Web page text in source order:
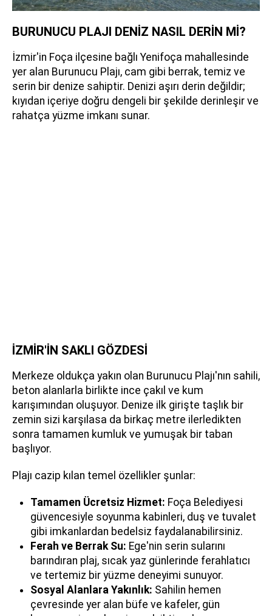
BURUNUCU PLAJI DENİZ NASIL DERİN Mİ?
İzmir'in Foça ilçesine bağlı Yenifoça mahallesinde
yer alan Burunucu Plajı, cam gibi berrak, temiz ve
serin bir denize sahiptir. Denizi aşırı derin değildir;
kıyıdan içeriye doğru dengeli bir şekilde derinleşir ve
rahatça yüzme imkanı sunar.
İZMİR'İN SAKLI GÖZDESİ
Merkeze oldukça yakın olan Burunucu Plajı'nın sahili,
beton alanlarla birlikte ince çakıl ve kum
karışımından oluşuyor. Denize ilk girişte taşlık bir
zemin sizi karşılasa da birkaç metre ilerledikten
sonra tamamen kumluk ve yumuşak bir taban
başlıyor.
Plajı cazip kılan temel özellikler şunlar:
Tamamen Ücretsiz Hizmet: Foça Belediyesi
güvencesiyle soyunma kabinleri, duş ve tuvalet
gibi imkanlardan bedelsiz faydalanabilirsiniz.
Ferah ve Berrak Su: Ege'nin serin sularını
barındıran plaj, sıcak yaz günlerinde ferahlatıcı
ve tertemiz bir yüzme deneyimi sunuyor.
Sosyal Alanlara Yakınlık: Sahilin hemen
çevresinde yer alan büfe ve kafeler, gün